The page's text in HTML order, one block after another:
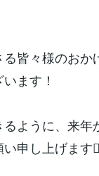
皆々様のおか
ます！
ように、来
申し上げます